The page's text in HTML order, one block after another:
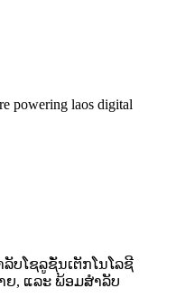
powering laos digital
ລັບໂຊລູຊັ່ນເຕັກໂນໂລຊີ
, ແລະ ພ້ອມສຳລັບ